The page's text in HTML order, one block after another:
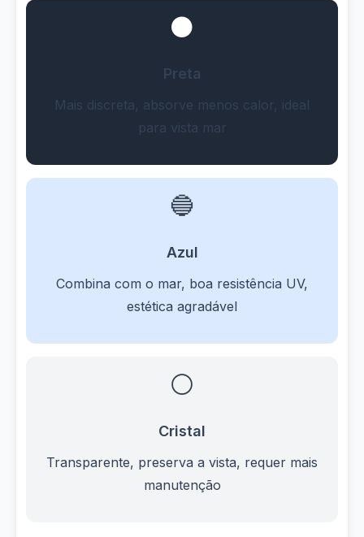
⚫
Preta
Mais discreta, absorve menos calor, ideal
para vista mar
🔵
Azul
Combina com o mar, boa resistência UV,
estética agradável
⚪
Cristal
Transparente, preserva a vista, requer mais
manutenção